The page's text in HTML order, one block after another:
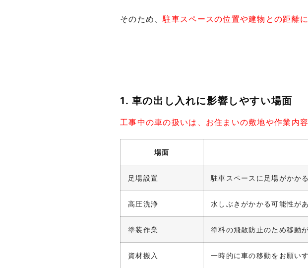
そのため、駐車スペースの位置や建物との距離
1. 車の出し入れに影響しやすい場面
工事中の車の扱いは、お住まいの敷地や作業内
場面
足場設置 駐車スペースに足場がかか
高圧洗浄 水しぶきがかかる可能性が
塗装作業 塗料の飛散防止のため移動
資材搬入 一時的に車の移動をお願い